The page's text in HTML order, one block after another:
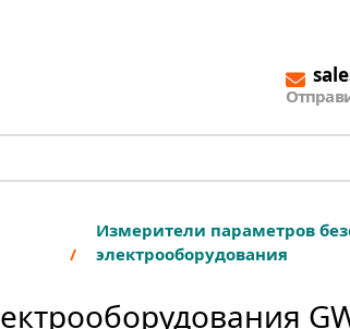
Измерители параметров
электрооборудования